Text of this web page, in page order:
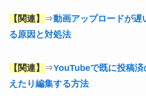
【関連】 ⇒動画アップロードが遅
る原因と対処法
【関連】 ⇒YouTubeで既に投稿
えたり編集する方法